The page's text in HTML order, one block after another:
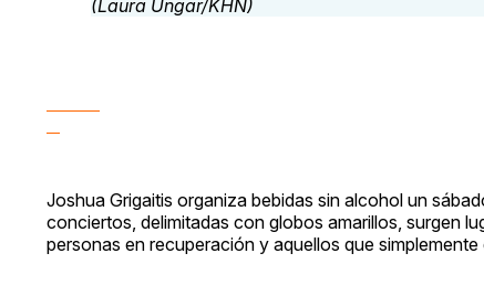
Joshua Grigaitis organiza bebidas sin alcohol un
conciertos, delimitadas con globos amarillos, surgen
personas en recuperación y aquellos que